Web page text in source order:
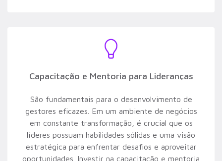
Capacitação e Mentoria para Lideranças
São fundamentais para o desenvolvimento de
gestores eficazes. Em um ambiente de negócios
em constante transformação, é crucial que os
líderes possuam habilidades sólidas e uma visão
estratégica para enfrentar desafios e aproveitar
oportunidades. Investir na capacitação e mentoria